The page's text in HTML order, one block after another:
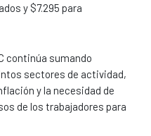
y $7.295 para
continúa sumando
sectores de actividad,
y la necesidad de
de los trabajadores para